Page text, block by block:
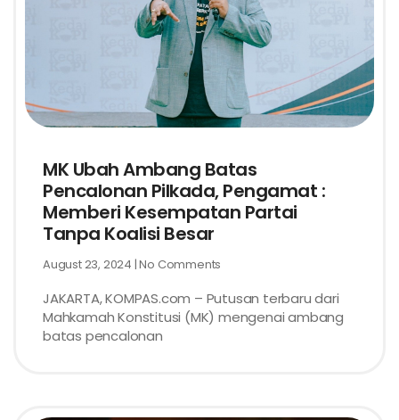
MK Ubah Ambang Batas
Pencalonan Pilkada, Pengamat :
Memberi Kesempatan Partai
Tanpa Koalisi Besar
August 23, 2024 No Comments
JAKARTA, KOMPAS.com – Putusan terbaru dari
Mahkamah Konstitusi (MK) mengenai ambang
batas pencalonan